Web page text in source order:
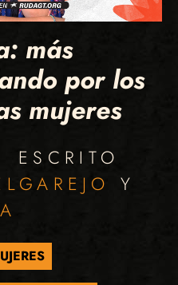
más
por los
mujeres
ESCRITO
Y